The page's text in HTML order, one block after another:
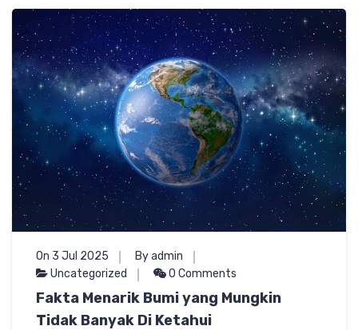
On 3 Jul 2025
By admin
Uncategorized
0 Comments
Fakta Menarik Bumi yang Mungkin
Tidak Banyak Di Ketahui